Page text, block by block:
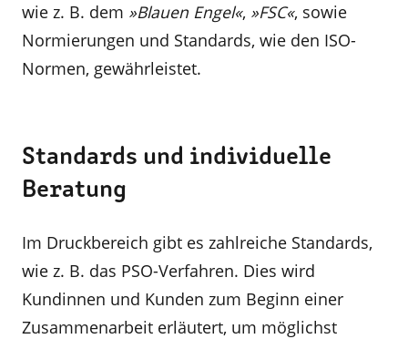
wie z. B. dem »Blauen Engel«, »FSC«, sowie
Normierungen und Standards, wie den ISO-
Normen, gewährleistet.
Standards und individuelle
Beratung
Im Druckbereich gibt es zahlreiche Standards,
wie z. B. das PSO-Verfahren. Dies wird
Kundinnen und Kunden zum Beginn einer
Zusammenarbeit erläutert, um möglichst